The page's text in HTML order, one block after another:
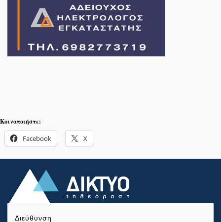
Κοινοποιήστε:
Facebook X
Διεύθυνση